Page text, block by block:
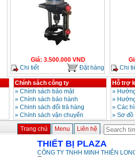
Giá: 3.500.000VND
Chi tiết
Đặt hàng
Chi
Chính sách công ty
» Chính sách bảo mật
» Chính sách bảo hành
» Chinh sách đổi trả hàng
» Chính sách vận chuyển
Hỗ trợ
»
»
» Các
» Sơ
Trang chủ Menu Liên hệ
THIẾT BỊ PLAZA
CÔNG TY TNHH MINH THIÊN